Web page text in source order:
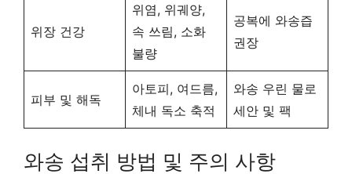
위장 건강
위염, 위궤양,
속 쓰림, 소화
불량
공복에 와송즙
권장
피부 및 해독
아토피, 여드름,
체내 독소 축적
와송 우린 물로
세안 및 팩
와송 섭취 방법 및 주의 사항